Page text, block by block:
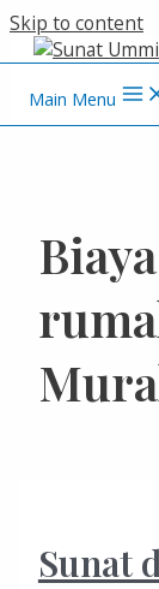
Skip to content
Main Menu
Sunat